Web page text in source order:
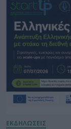
ΕΚΔΗΛΩΣΕΙΣ